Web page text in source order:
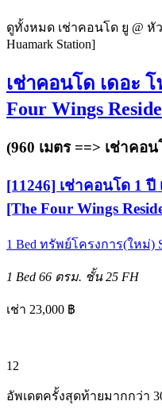
ดูทั้งหมด เช่าคอนโด ยู @ หั
Huamark Station]
เช่าคอนโด เดอะ
Four Wings
(960 เมตร ==> เช่าคอ
[11246] เช่าคอนโด 1 ปี
[The Four Wings
1 Bed ทรัพย์โครงการ(ใหม่)
1 Bed 66 ตรม. ชั้น 25 FH
เช่า 23,000 ฿
12
อัพเดตครั้งสุดท้ายมากกว่า